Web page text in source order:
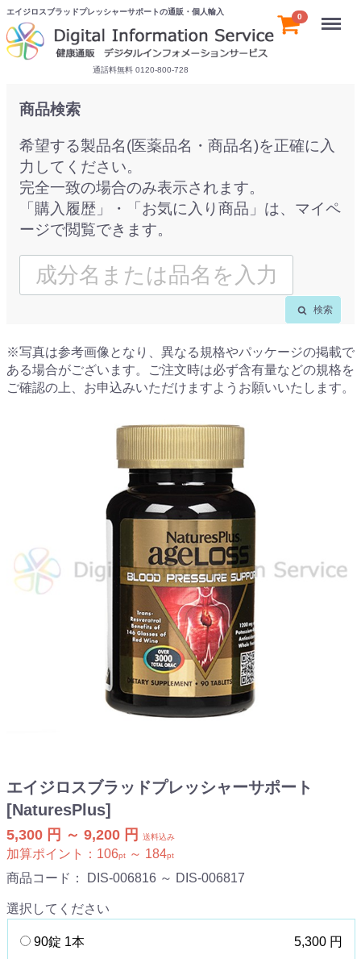
エイジロスブラッドプレッシャーサポートの通販・個人輸入
通話料無料 0120-800-728
0 Menu
商品検索
希望する製品名(医薬品名・商品名)を正確に入
力してください。
完全一致の場合のみ表示されます。
「購入履歴」・「お気に入り商品」は、マイペ
ージで閲覧できます。
検索
※写真は参考画像となり、異なる規格やパッケージの掲載で
ある場合がございます。ご注文時は必ず含有量などの規格を
ご確認の上、お申込みいただけますようお願いいたします。
エイジロスブラッドプレッシャーサポート
[NaturesPlus]
5,300 円 ～ 9,200 円 送料込み
加算ポイント： 106pt ～ 184pt
商品コード： DIS-006816 ～ DIS-006817
選択してください
90錠 1本 5,300 円